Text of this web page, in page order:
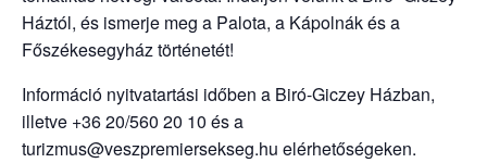
Háztól, és ismerje meg a Palota, a Kápolnák és a
Főszékesegyház történetét!
Információ nyitvatartási időben a Biró-Giczey Házban,
illetve +36 20/560 20 10 és a
turizmus@veszpremiersekseg.hu elérhetőségeken.